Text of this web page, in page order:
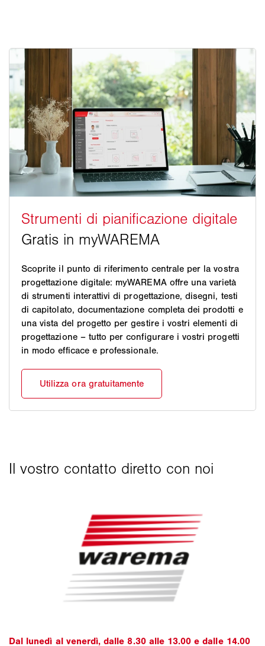
Scoprite il punto di riferimento centrale per la vostra
progettazione digitale: myWAREMA offre una varietà
di strumenti interattivi di progettazione, disegni, testi
di capitolato, documentazione completa dei prodotti e
una vista del progetto per gestire i vostri elementi di
progettazione – tutto per configurare i vostri progetti
in modo efficace e professionale.